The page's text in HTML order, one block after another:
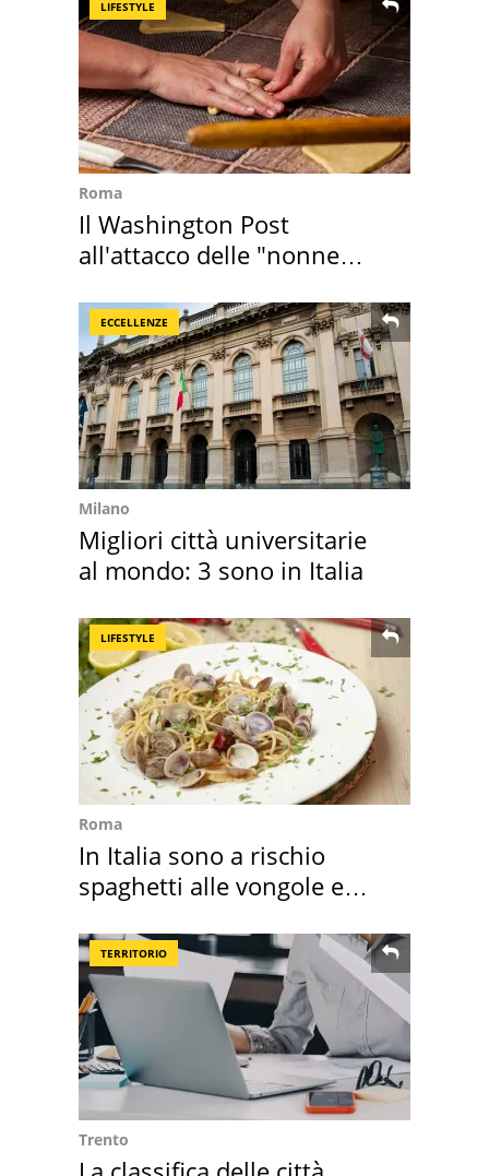
LIFESTYLE
Roma
Il Washington Post
all'attacco delle "nonne
ECCELLENZE
Milano
Migliori città universitarie
al mondo: 3 sono in Italia
LIFESTYLE
Roma
In Italia sono a rischio
spaghetti alle vongole e
TERRITORIO
Trento